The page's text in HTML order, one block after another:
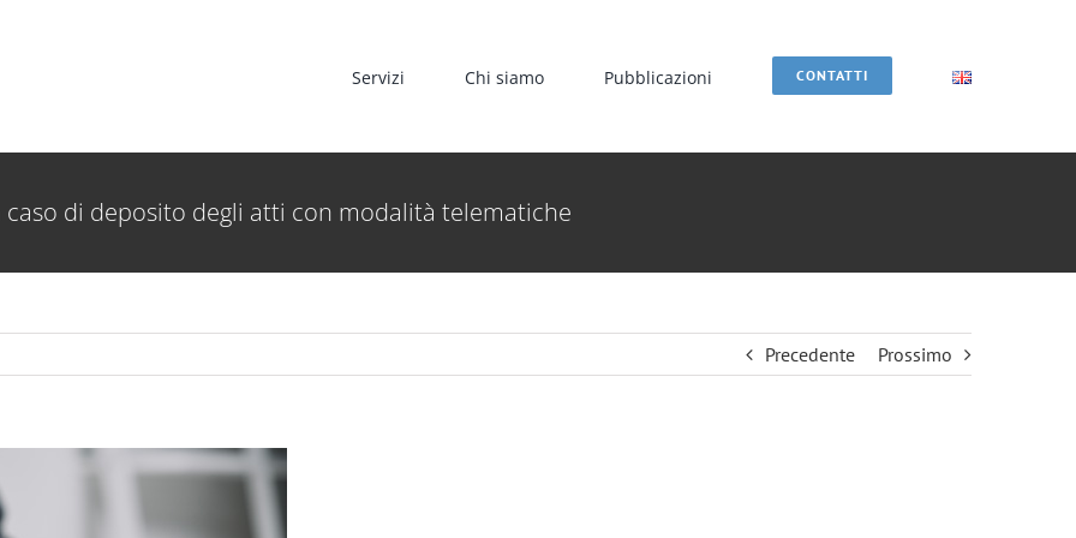
Servizi Chi siamo Pubblicazioni CONTATTI
di deposito degli atti con modalità telematiche
Precedente Prossimo